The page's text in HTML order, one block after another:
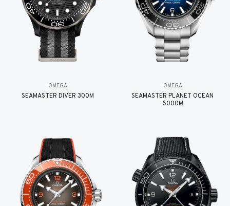
OMEGA
SEAMASTER DIVER 300M
OMEGA
SEAMASTER PLANET OCEAN
6000M